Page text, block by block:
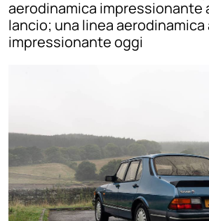
aerodinamica impressionante
lancio; una linea aerodinamica
impressionante oggi